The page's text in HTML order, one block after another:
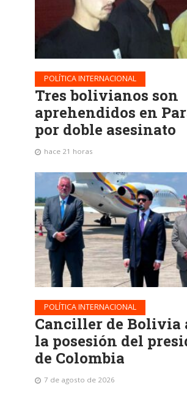
POLÍTICA INTERNACIONAL
Tres bolivianos son
aprehendidos en
por doble asesinato
hace 21 horas
POLÍTICA INTERNACIONAL
Canciller de Bolivia
la posesión del
de Colombia
7 de agosto de 2026